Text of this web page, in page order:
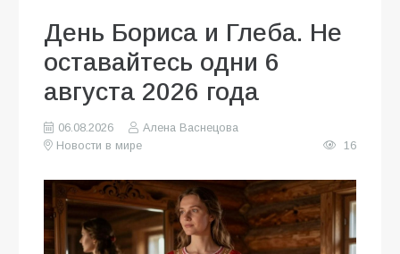
День Бориса и Глеба. Не
оставайтесь одни 6
августа 2026 года
06.08.2026
Алена Васнецова
Новости в мире
16